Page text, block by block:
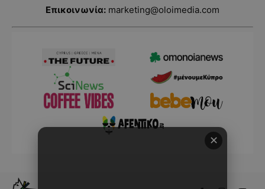
Επικοινωνία: marketing@oloimedia.com
✕